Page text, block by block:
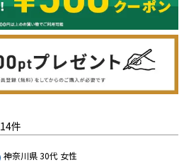
14
神奈川県30代 女性